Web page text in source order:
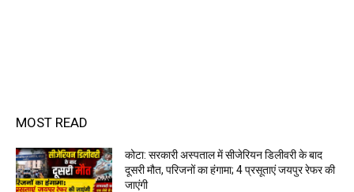
MOST READ
कोटा: सरकारी अस्पताल में सीजेरियन डिलीवरी के बाद
दूसरी मौत, परिजनों का हंगामा; 4 प्रसूताएं जयपुर रेफर की
जाएंगी